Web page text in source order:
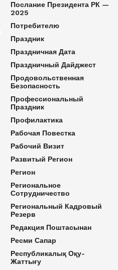
Послание Президента РК —
2025
Потребителю
Праздник
Праздничная Дата
Праздничный Дайджест
Продовольственная
Безопасность
Профессиональный
Праздник
Профилактика
Рабочая Повестка
Рабочий Визит
Развитый Регион
Регион
Региональное
Сотрудничество
Региональный Кадровый
Резерв
Редакция Поштасынан
Ресми Сапар
Республикалық Оқу-
Жаттығу